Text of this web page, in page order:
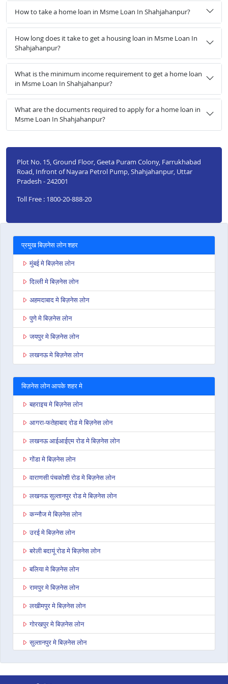
How to take a home loan in Msme Loan In Shahjahanpur?
How long does it take to get a housing loan in Msme Loan In
Shahjahanpur?
What is the minimum income requirement to get a home loan
in Msme Loan In Shahjahanpur?
What are the documents required to apply for a home loan in
Msme Loan In Shahjahanpur?
Plot No. 15, Ground Floor, Geeta Puram Colony, Farrukhabad
Road, Infront of Nayara Petrol Pump, Shahjahanpur, Uttar
Pradesh - 242001
Toll Free : 1800-20-888-20
प्रमुख बिज़नेस लोन शहर
मुंबई मे बिज़नेस लोन
दिल्ली मे बिज़नेस लोन
अहमदाबाद मे बिज़नेस लोन
पुणे मे बिज़नेस लोन
जयपुर मे बिज़नेस लोन
लखनऊ मे बिज़नेस लोन
बिज़नेस लोन आपके शहर मे
बहराइच मे बिज़नेस लोन
आगरा-फतेहाबाद रोड मे बिज़नेस लोन
लखनऊ आईआईएम रोड मे बिज़नेस लोन
गोंडा मे बिज़नेस लोन
वाराणसी पंचकोशी रोड मे बिज़नेस लोन
लखनऊ सुल्तानपुर रोड मे बिज़नेस लोन
कन्नौज मे बिज़नेस लोन
उरई मे बिज़नेस लोन
बरेली बदायूं रोड मे बिज़नेस लोन
बलिया मे बिज़नेस लोन
रामपुर मे बिज़नेस लोन
लखीमपुर मे बिज़नेस लोन
गोरखपुर मे बिज़नेस लोन
सुल्तानपुर मे बिज़नेस लोन